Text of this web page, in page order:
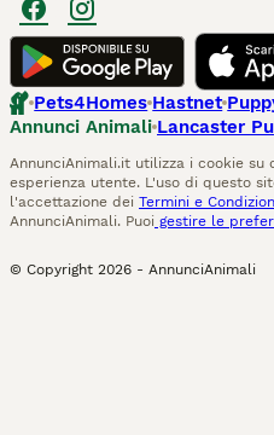
Pets4Homes Hastnet
Annunci Animali Lancaster
AnnunciAnimali.it utilizza i cookie
esperienza utente. L'uso di questo
l'accettazione dei Termini e
AnnunciAnimali. Puoi gestire le
© Copyright 2026 - AnnunciAnimali